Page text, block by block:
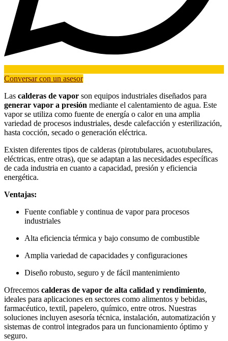
Conversar con un asesor
Las calderas de vapor son equipos industriales diseñados para
generar vapor a presión mediante el calentamiento de agua. Este
vapor se utiliza como fuente de energía o calor en una amplia
variedad de procesos industriales, desde calefacción y esterilización,
hasta cocción, secado o generación eléctrica.
Existen diferentes tipos de calderas (pirotubulares, acuotubulares,
eléctricas, entre otras), que se adaptan a las necesidades específicas
de cada industria en cuanto a capacidad, presión y eficiencia
energética.
Ventajas:
Fuente confiable y continua de vapor para procesos
industriales
Alta eficiencia térmica y bajo consumo de combustible
Amplia variedad de capacidades y configuraciones
Diseño robusto, seguro y de fácil mantenimiento
Ofrecemos calderas de vapor de alta calidad y rendimiento,
ideales para aplicaciones en sectores como alimentos y bebidas,
farmacéutico, textil, papelero, químico, entre otros. Nuestras
soluciones incluyen asesoría técnica, instalación, automatización y
sistemas de control integrados para un funcionamiento óptimo y
seguro.